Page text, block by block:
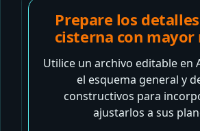
Prepare los
cisterna con mayor
Utilice un archivo editable en
el esquema general y
constructivos para
ajustarlos a sus